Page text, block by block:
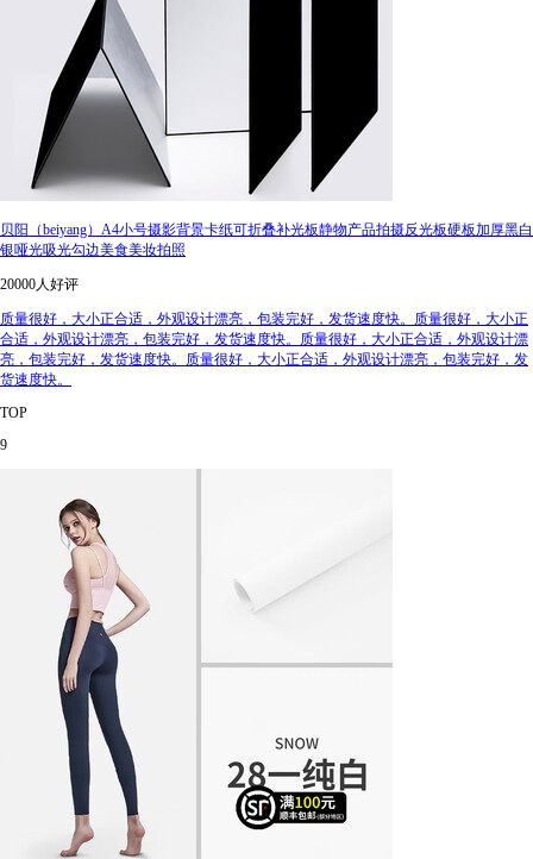
贝阳（beiyang）A4小号摄影背景卡纸可折叠补光板静物产品拍摄反光板硬板加厚黑白
银哑光吸光勾边美食美妆拍照
20000人好评
质量很好，大小正合适，外观设计漂亮，包装完好，发货速度快。质量很好，大小正
合适，外观设计漂亮，包装完好，发货速度快。质量很好，大小正合适，外观设计漂
亮，包装完好，发货速度快。质量很好，大小正合适，外观设计漂亮，包装完好，发
货速度快。
TOP
9